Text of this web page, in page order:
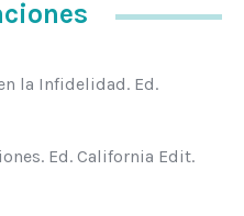
la Infidelidad. Ed.
Ed. California Edit.